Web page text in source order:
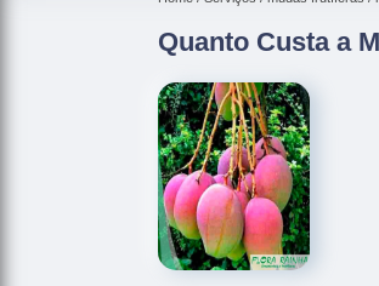
Quanto Custa a